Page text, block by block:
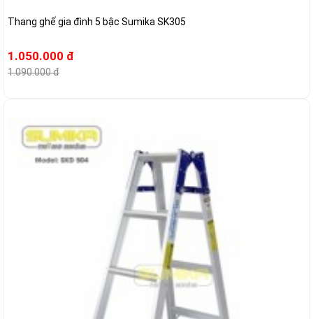
Thang ghế gia đình 5 bậc Sumika SK305
1.050.000 đ
1.090.000 đ